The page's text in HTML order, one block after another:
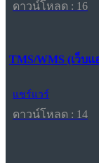
ดาวน์โหลด : 16
TMS/WMS (เว็บ
แชร์แวร์
ดาวน์โหลด : 14